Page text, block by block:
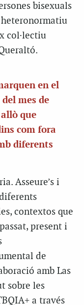
bisexuals
col·lectiu
en el
mes de
que
com fora
diferents
Asseure’s i
contextos que
present i
de
amb Las
sobre les
a través